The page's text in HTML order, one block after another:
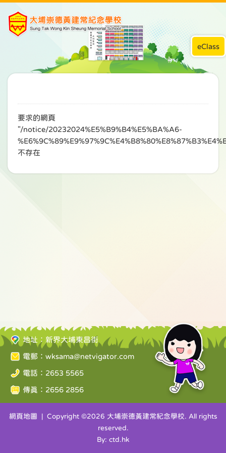
eClass
要求的網頁
"/notice/20232024%E5%B9%B4%E5%BA%A6-
不存在
地址：新界大埔東昌街
電郵： wksama@netvigator.com
電話：2653 5565
傳真：2656 2856
網頁地圖 | Copyright ©2026 大埔崇德黃建常紀念學校. All rights
reserved.
By: ctd.hk